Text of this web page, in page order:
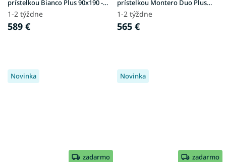
prístelkou Bianco Plus 90x190 -
prírodná
1-2 týždne
589 €
prístelkou Montero Duo Plus
90x190 - prírodná
1-2 týždne
565 €
Novinka
zadarmo
Novinka
zadarmo